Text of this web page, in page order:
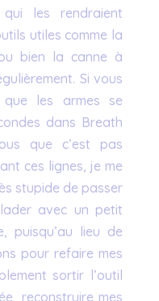
les rendraient
utiles comme la
bien la canne à
Si vous
les armes se
dans Breath
que c’est pas
ces lignes, je me
stupide de passer
avec un petit
puisqu’au lieu de
pour refaire mes
sortir l’outil
reconstruire mes